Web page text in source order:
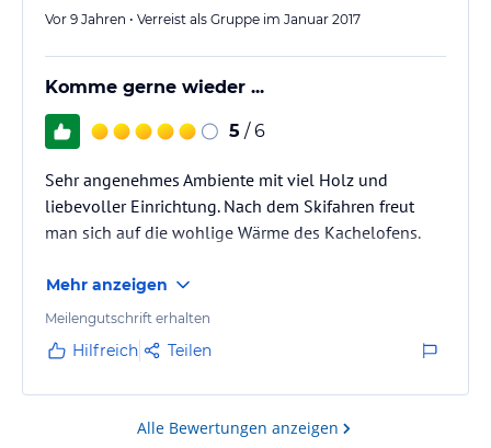
Vor 9 Jahren • Verreist als Gruppe im Januar 2017
Komme gerne wieder ...
5 / 6
Sehr angenehmes Ambiente mit viel Holz und
liebevoller Einrichtung. Nach dem Skifahren freut
man sich auf die wohlige Wärme des Kachelofens.
Mehr anzeigen
Meilengutschrift erhalten
Hilfreich Teilen
Alle Bewertungen anzeigen